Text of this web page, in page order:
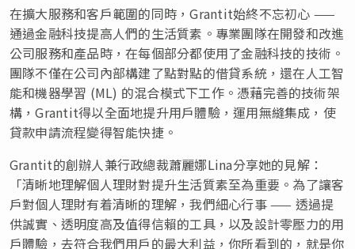
在擴大服務和客戶範圍的同時，Grantit始終不忘初心 ——
通過金融科技提高人們的生活質素。專業團隊在開發和改進
公司服務和產品時，在每個部分都使用了金融科技的技術。
團隊不僅在公司內部構建了點對點的借貸系統，還在人工智
能和機器學習 (ML) 的混合模式下工作。憑藉完善的技術架
構，Grantit得以全面地提升用戶體驗，運用無縫集成，使
貸款申請流程變得智能快捷。
Grantit的創辦人兼行政總裁蕭麗娜Lina分享她的見解：
「清晰地理解個人理財對提升生活質素至為重要。為了讓客
戶對個人理財有着清晰的理解，我們細心行事 —— 透過提
供誠實、透明度高及值得信賴的工具，以及設計零壓力的用
戶體驗，去符合我們用戶的最大利益，你所看到的，就是你